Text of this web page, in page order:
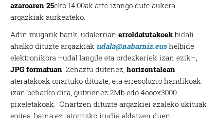
azaroaren 25eko 14:00ak arte izango dute aukera
argazkiak aurkezteko.
Adin mugarik barik, udalerrianerroldatutakoek bidali
ahalko dituzte argazkiak udala@nabarniz.eushelbide
elektronikora –udal langile eta ordezkariek izan ezik–,
JPG formatuan. Zehaztu dutenez,horizontalean
ateratakoak onartuko dituzte, eta erresoluzio handikoak
izan beharko dira, gutxienez 2Mb edo 4ooox3000
pixeletakoak. Onartzen dituzte argazkiei azaleko ukituak
egitea, baina ez jatorrizko irudia aldatzen duen